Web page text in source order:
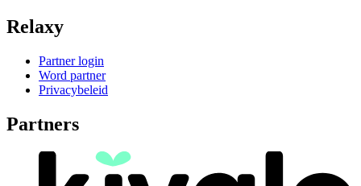
Relaxy
Partner login
Word partner
Privacybeleid
Partners